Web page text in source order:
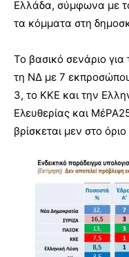
Ελλάδα, σύμφωνα με
τα κόμματα στη
Το βασικό σενάριο για
τη ΝΔ με 7
3, το ΚΚΕ και την
Ελευθερίας και
βρίσκεται μεν στο